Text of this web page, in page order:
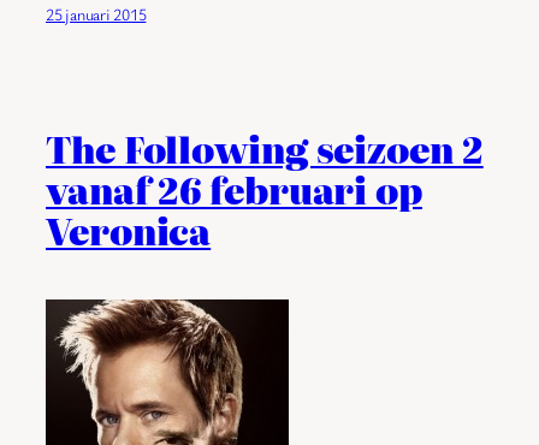
25 januari 2015
The Following seizoen 2
vanaf 26 februari op
Veronica